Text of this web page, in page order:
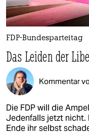
FDP-Bundesparteitag
Das Leiden der
Kommentar
Die FDP will die
Jedenfalls jetzt nicht.
Ende ihr selbst